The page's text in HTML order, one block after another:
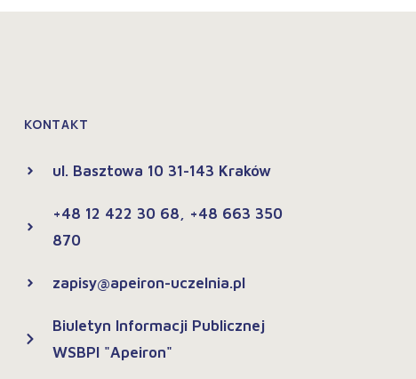
KONTAKT
ul. Basztowa 10 31-143 Kraków
+48 12 422 30 68, +48 663 350
870
zapisy@apeiron-uczelnia.pl
Biuletyn Informacji Publicznej
WSBPI "Apeiron"